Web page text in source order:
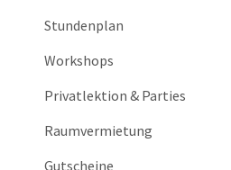
Stundenplan
Workshops
Privatlektion & Parties
Raumvermietung
Gutscheine